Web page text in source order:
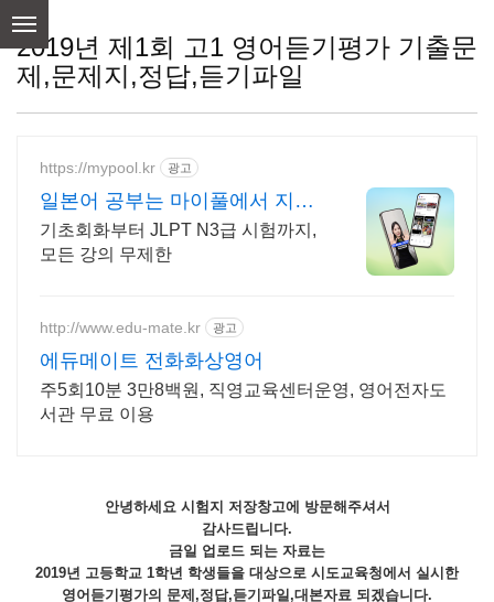
content
2019년 제1회 고1 영어듣기평가 기출문
제,문제지,정답,듣기파일
https://mypool.kr 광고
일본어 공부는 마이풀에서 지금
다운로드 받기
기초회화부터 JLPT N3급 시험까지,
모든 강의 무제한
http://www.edu-mate.kr 광고
에듀메이트 전화화상영어
주5회10분 3만8백원, 직영교육센터운영, 영어전자도
서관 무료 이용
안녕하세요 시험지 저장창고에 방문해주셔서
감사드립니다.
금일 업로드 되는 자료는
2019년 고등학교 1학년 학생들을 대상으로 시도교육청에서 실시한
영어듣기평가의 문제,정답,듣기파일,대본자료 되겠습니다.